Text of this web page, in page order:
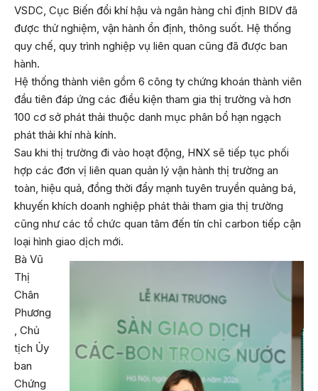
VSDC, Cục Biến đổi khí hậu và ngân hàng chỉ định BIDV đã
được thử nghiệm, vận hành ổn định, thông suốt. Hệ thống
quy chế, quy trình nghiệp vụ liên quan cũng đã được ban
hành.
Hệ thống thành viên gồm 6 công ty chứng khoán thành viên
đầu tiên đáp ứng các điều kiện tham gia thị trường và hơn
100 cơ sở phát thải thuộc danh mục phân bổ hạn ngạch
phát thải khí nhà kính.
Sau khi thị trường đi vào hoạt động, HNX sẽ tiếp tục phối
hợp các đơn vị liên quan quản lý vận hành thị trường an
toàn, hiệu quả, đồng thời đẩy mạnh tuyên truyền quảng bá,
khuyến khích doanh nghiệp phát thải tham gia thị trường
cũng như các tổ chức quan tâm đến tín chỉ carbon tiếp cận
loại hình giao dịch mới.
Bà Vũ
Thị
Chân
Phương
, Chủ
tịch Ủy
ban
Chứng